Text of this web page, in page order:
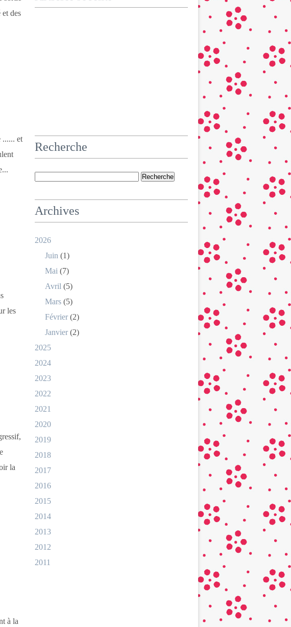
des
...... et
les
la
à la
Recherche
Archives
2026
Juin (1)
Mai (7)
Avril (5)
Mars (5)
Février (2)
Janvier (2)
2025
2024
2023
2022
2021
2020
2019
2018
2017
2016
2015
2014
2013
2012
2011